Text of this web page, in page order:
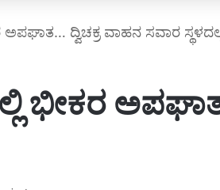
ಅಪಘಾತ… ದ್ವಿಚಕ್ರ ವಾಹನ ಸವಾರ
ಭೀಕರ